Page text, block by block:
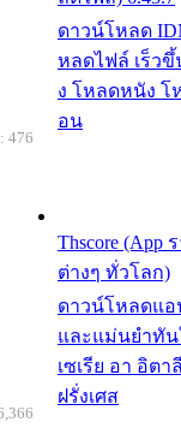
ดาวน์โหลด
หลดไฟล์ เร็วขึ้
ง โหลดหนัง โ
อน
Thscore
ต่างๆ ทั่วโลก)
ดาวน์โหลดแอ
และแม่นยำทัน
เซเรีย อา อิต
ฝรั่งเศส
476